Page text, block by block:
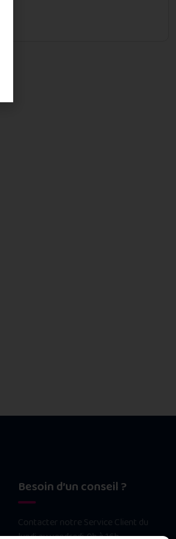
Besoin d’un conseil ?
Contacter notre Service Client du